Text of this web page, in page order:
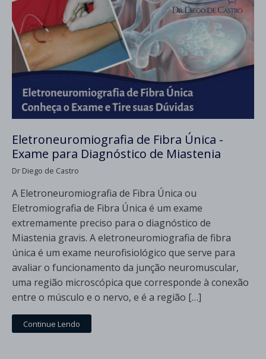
Eletroneuromiografia de Fibra Única -
Exame para Diagnóstico de Miastenia
Dr Diego de Castro
A Eletroneuromiografia de Fibra Única ou
Eletromiografia de Fibra Única é um exame
extremamente preciso para o diagnóstico de
Miastenia gravis. A eletroneuromiografia de fibra
única é um exame neurofisiológico que serve para
avaliar o funcionamento da junção neuromuscular,
uma região microscópica que corresponde à conexão
entre o músculo e o nervo, e é a região […]
Continue Lendo